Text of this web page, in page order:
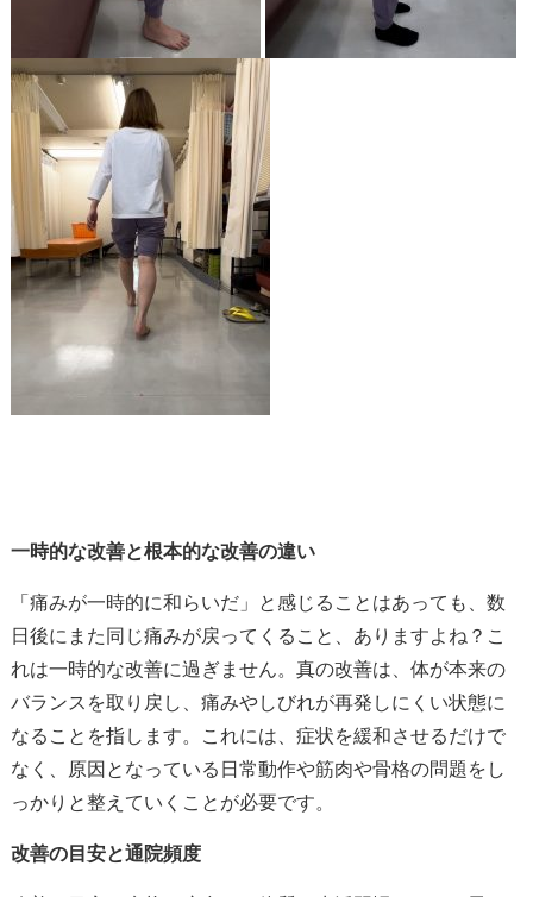
一時的な改善と根本的な改善の違い
「痛みが一時的に和らいだ」と感じることはあっても、数
日後にまた同じ痛みが戻ってくること、ありますよね？こ
れは一時的な改善に過ぎません。真の改善は、体が本来の
バランスを取り戻し、痛みやしびれが再発しにくい状態に
なることを指します。これには、症状を緩和させるだけで
なく、原因となっている日常動作や筋肉や骨格の問題をし
っかりと整えていくことが必要です。
改善の目安と通院頻度